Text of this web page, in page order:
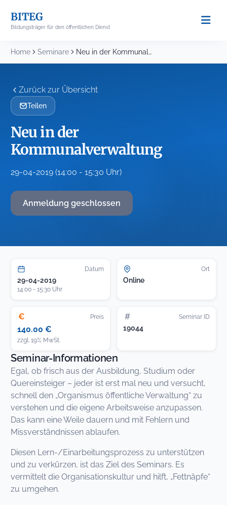
content
BITEG
Bildungsträger für den öffentlichen Dienst
Home Seminare Neu in der Kommunalverwaltung
Zurück zur Übersicht
Teilen
Neu in der
Kommunalverwaltung
29-04-2019 (14:00 - 15:30 Uhr)
Anmeldung geschlossen
Datum
29-04-2019
14:00 - 15:30 Uhr
Ort
Online
€ Preis
140.00 €
zzgl. 19% MwSt.
# Seminar ID
19044
Seminar-Informationen
Egal, ob frisch aus der Ausbildung, Studium oder
Quereinsteiger – jeder ist erst mal neu und versucht,
schnell den „Organismus öffentliche Verwaltung“ zu
verstehen und die eigene Arbeitsweise anzupassen.
Das kann eine Weile dauern und mit Fehlern und
Missverständnissen ablaufen.
Diesen Lern-/Einarbeitungsprozess zu unterstützen
und zu verkürzen, ist das Ziel des Seminars. Es
vermittelt die Organisationskultur und hilft, „Fettnäpfe“
zu umgehen.